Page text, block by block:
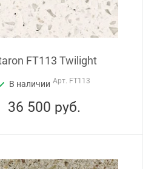
FT113 Twilight
В наличии Арт. FT113
36 500 руб.